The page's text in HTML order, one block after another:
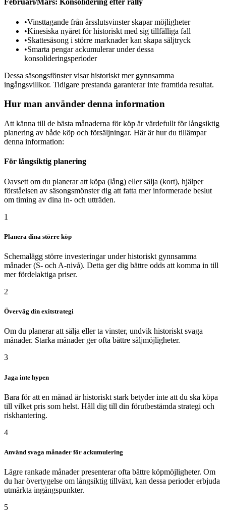
Februari/Mars: Konsolidering efter rally
•Vinsttagande från årsslutsvinster skapar möjligheter
•Kinesiska nyåret för historiskt med sig tillfälliga fall
•Skattesäsong i större marknader kan skapa säljtryck
•Smarta pengar ackumulerar under dessa
konsolideringsperioder
Dessa säsongsfönster visar historiskt mer gynnsamma
ingångsvillkor. Tidigare prestanda garanterar inte framtida resultat.
Hur man använder denna information
Att känna till de bästa månaderna för köp är värdefullt för långsiktig
planering av både köp och försäljningar. Här är hur du tillämpar
denna information:
För långsiktig planering
Oavsett om du planerar att köpa (lång) eller sälja (kort), hjälper
förståelsen av säsongsmönster dig att fatta mer informerade beslut
om timing av dina in- och utträden.
1
Planera dina större köp
Schemalägg större investeringar under historiskt gynnsamma
månader (S- och A-nivå). Detta ger dig bättre odds att komma in till
mer fördelaktiga priser.
2
Överväg din exitstrategi
Om du planerar att sälja eller ta vinster, undvik historiskt svaga
månader. Starka månader ger ofta bättre säljmöjligheter.
3
Jaga inte hypen
Bara för att en månad är historiskt stark betyder inte att du ska köpa
till vilket pris som helst. Håll dig till din förutbestämda strategi och
riskhantering.
4
Använd svaga månader för ackumulering
Lägre rankade månader presenterar ofta bättre köpmöjligheter. Om
du har övertygelse om långsiktig tillväxt, kan dessa perioder erbjuda
utmärkta ingångspunkter.
5